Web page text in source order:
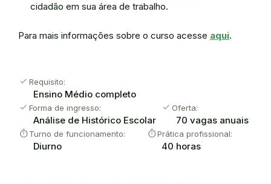
cidadão em sua área de trabalho.
Para mais informações sobre o curso acesse aqui.
check Requisito:
Ensino Médio completo
check Forma de ingresso:
Análise de Histórico Escolar
check Oferta:
70 vagas anuais
timerTurno de funcionamento:
Diurno
timerPrática profissional:
40 horas